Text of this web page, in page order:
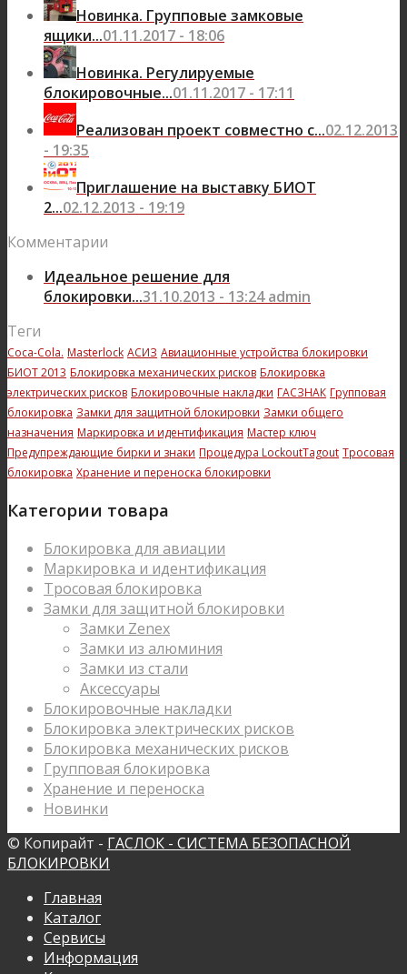
Новинка. Групповые замковые
ящики...01.11.2017 - 18:06
Новинка. Регулируемые
блокировочные...01.11.2017 - 17:11
Реализован проект совместно с...02.12.2013
- 19:35
Приглашение на выставку БИОТ
2...02.12.2013 - 19:19
Комментарии
Идеальное решение для
блокировки...31.10.2013 - 13:24 admin
Теги
Coca-Cola. Masterlock АСИЗ Авиационные устройства блокировки
БИОТ 2013 Блокировка механических рисков Блокировка
электрических рисков Блокировочные накладки ГАСЗНАК Групповая
блокировка Замки для защитной блокировки Замки общего
назначения Маркировка и идентификация Мастер ключ
Предупреждающие бирки и знаки Процедура LockoutTagout Тросовая
блокировка Хранение и переноска блокировки
Категории товара
Блокировка для авиации
Маркировка и идентификация
Тросовая блокировка
Замки для защитной блокировки
Замки Zenex
Замки из алюминия
Замки из стали
Аксессуары
Блокировочные накладки
Блокировка электрических рисков
Блокировка механических рисков
Групповая блокировка
Хранение и переноска
Новинки
© Копирайт - ГАСЛОК - СИСТЕМА БЕЗОПАСНОЙ
БЛОКИРОВКИ
Главная
Каталог
Сервисы
Информация